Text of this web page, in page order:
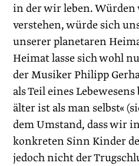
in der wir leben. Würden
verstehen, würde sich
unserer planetaren
Heimat lasse sich wohl
der Musiker Philipp
als Teil eines
älter ist als man selbst«
dem Umstand, dass wir
konkreten Sinn Kinder
jedoch nicht der